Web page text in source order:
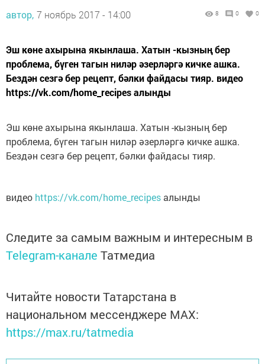
автор, 7 ноябрь 2017 - 14:00 8 0 0
Эш көне ахырына якынлаша. Хатын -кызның бер
проблема, бүген тагын ниләр әзерләргә кичке ашка.
Бездән сезгә бер рецепт, бәлки файдасы тияр. видео
https://vk.com/home_recipes алынды
Эш көне ахырына якынлаша. Хатын -кызның бер
проблема, бүген тагын ниләр әзерләргә кичке ашка.
Бездән сезгә бер рецепт, бәлки файдасы тияр.
видео https://vk.com/home_recipesалынды
Следите за самым важным и интересным в
Telegram-канале Татмедиа
Читайте новости Татарстана в
национальном мессенджере MАХ:
https://max.ru/tatmedia